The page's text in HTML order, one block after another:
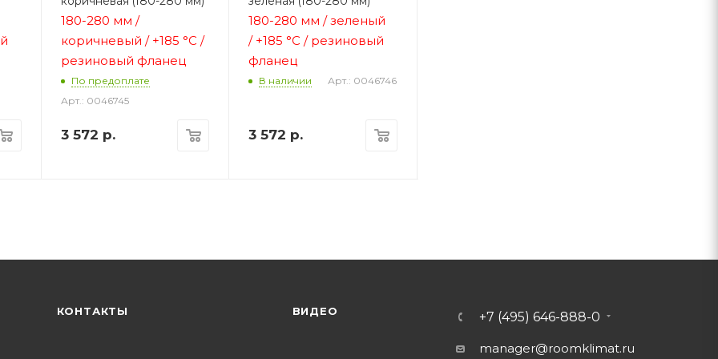
180-280 мм /
коричневый / +185 °C /
резиновый фланец
По предоплате
Арт.: 0046745
3 572 р.
180-280 мм / зеленый
/ +185 °C / резиновый
фланец
В наличии Арт.: 0046746
3 572 р.
КОНТАКТЫ ВИДЕО +7 (495) 646-888-0
manager@roomklimat.ru